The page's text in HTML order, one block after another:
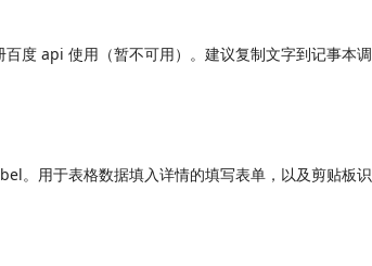
度 api 使用（暂不可用）。建议复制文字到记事本调
。用于表格数据填入详情的填写表单，以及剪贴板识